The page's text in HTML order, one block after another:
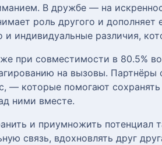
В дружбе — на
роль другого и
и индивидуальные различия,
при совместимости в 80.5%
на вызовы.
— которые помогают
ними вместе.
и приумножить потенциал
связь, вдохновлять друг